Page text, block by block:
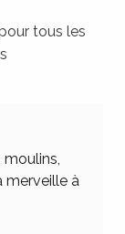
tous les
moulins,
merveille à